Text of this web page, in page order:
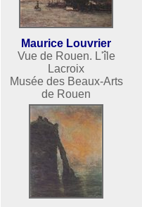
Maurice Louvrier
Vue de Rouen. L'île
Lacroix
Musée des Beaux-Arts
de Rouen